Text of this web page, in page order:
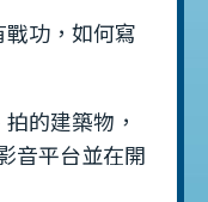
功，如何寫
的建築物，
音平台並在開